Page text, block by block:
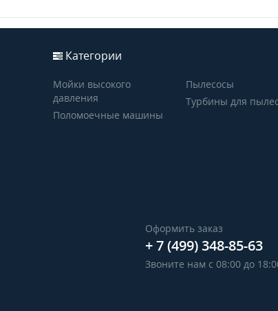
Категории
Мойки высокого
давления
Поломоечные машины
Пылесосы
Турбины для
Оформить заказ
+ 7 (499) 348-85-63
Звоните нам с 08:00 до